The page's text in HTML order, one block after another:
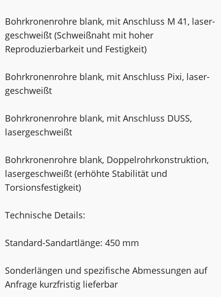
Bohrkronenrohre blank, mit Anschluss M 41, laser­
geschweißt (Schweißnaht mit hoher
Reproduzierbarkeit und Festigkeit)
Bohrkronenrohre blank, mit Anschluss Pixi, laser­
geschweißt
Bohrkronenrohre blank, mit Anschluss DUSS,
laser­geschweißt
Bohrkronenrohre blank, Doppelrohrkonstruktion,
laser­geschweißt (erhöhte Stabilität und
Torsionsfestigkeit)
Technische Details:
Standard-Sandartlänge: 450 mm
Sonderlängen und spezifische Abmessungen auf
Anfrage kurzfristig lieferbar